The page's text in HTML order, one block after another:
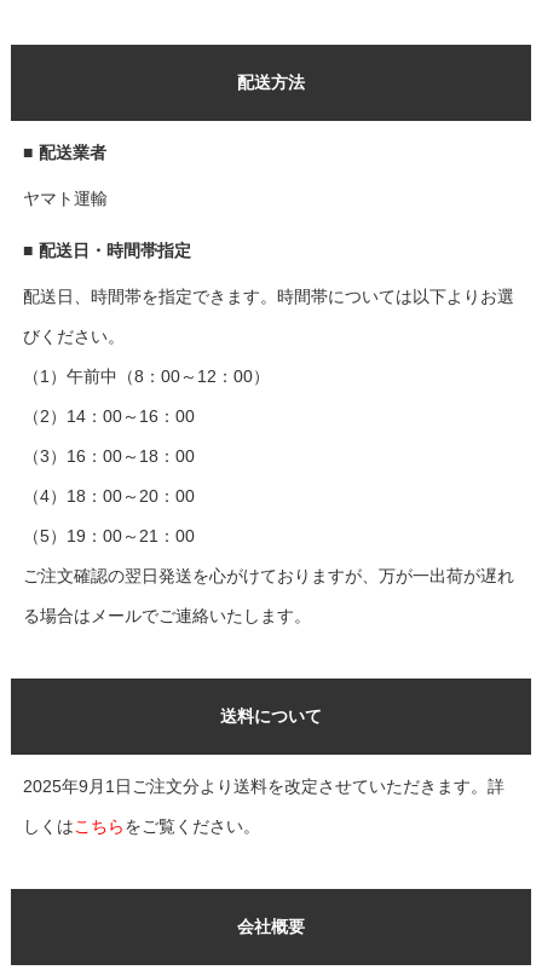
配送方法
■ 配送業者
ヤマト運輸
■ 配送日・時間帯指定
配送日、時間帯を指定できます。時間帯については以下よりお選
びください。
（1）午前中（8：00～12：00）
（2）14：00～16：00
（3）16：00～18：00
（4）18：00～20：00
（5）19：00～21：00
ご注文確認の翌日発送を心がけておりますが、万が一出荷が遅れ
る場合はメールでご連絡いたします。
会社概要
送料について
2025年9月1日ご注文分より送料を改定させていただきます。詳
しくはこちらをご覧ください。